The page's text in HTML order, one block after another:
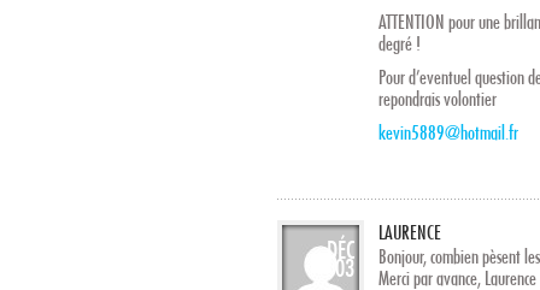
ATTENTION pour une
degré !
Pour d’eventuel question
repondrais volontier
kevin5889@hotmail.fr
DÉC
03
LAURENCE
Bonjour, combien pèsent
Merci par avance, Laurence